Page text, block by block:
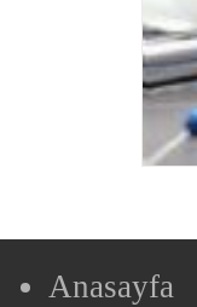
Anasayfa